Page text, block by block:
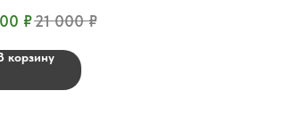
₽21 000 ₽
корзину